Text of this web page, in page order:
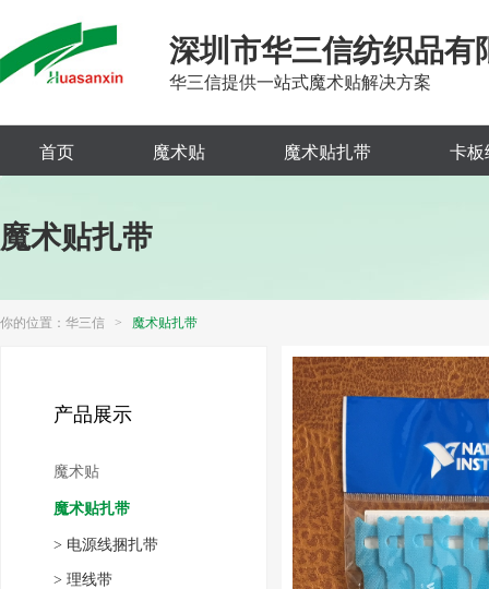
深圳市华三信纺织品有
华三信提供一站式魔术贴解决方案
首页 魔术贴 魔术贴扎带 卡板
魔术贴扎带
你的位置： 华三信 > 魔术贴扎带
产品展示
魔术贴
魔术贴扎带
> 电源线捆扎带
> 理线带